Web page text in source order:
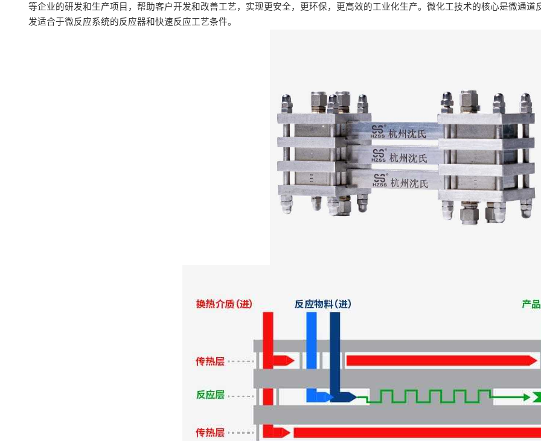
等企业的研发和生产项目，帮助客户开发和改善工艺，实现更安全，更环保，更高效的工业化生产。微化工技术的核心是微通
发适合于微反应系统的反应器和快速反应工艺条件。